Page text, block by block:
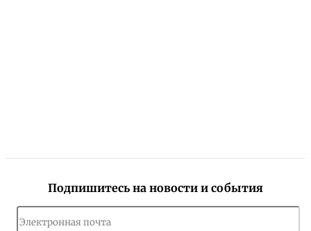
Подпишитесь на новости и события